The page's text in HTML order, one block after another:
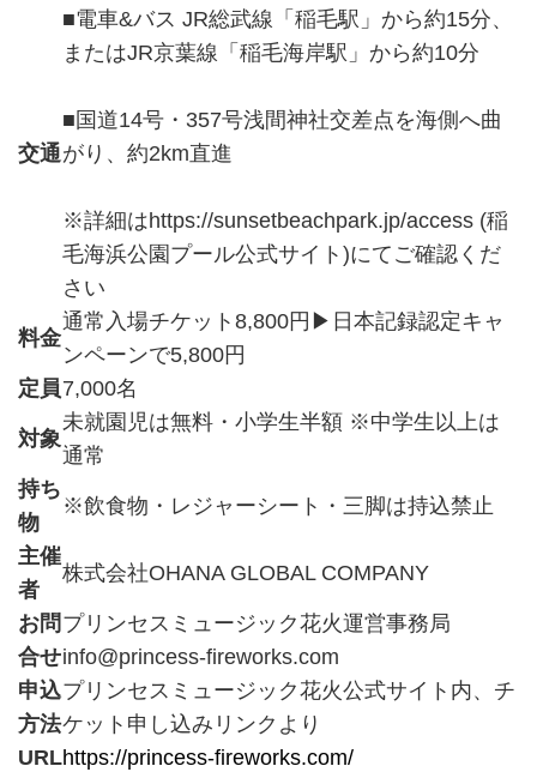
交通
■電車&バス JR総武線「稲毛駅」から約15分、
またはJR京葉線「稲毛海岸駅」から約10分
■国道14号・357号浅間神社交差点を海側へ曲
がり、約2km直進
※詳細はhttps://sunsetbeachpark.jp/access (稲
毛海浜公園プール公式サイト)にてご確認くだ
さい
料金
通常入場チケット8,800円▶日本記録認定キャ
ンペーンで5,800円
定員7,000名
対象
未就園児は無料・小学生半額 ※中学生以上は
通常
持ち
物
※飲食物・レジャーシート・三脚は持込禁止
主催
者
株式会社OHANA GLOBAL COMPANY
お問
合せ
プリンセスミュージック花火運営事務局
info@princess-fireworks.com
申込
方法
プリンセスミュージック花火公式サイト内、チ
ケット申し込みリンクより
URLhttps://princess-fireworks.com/